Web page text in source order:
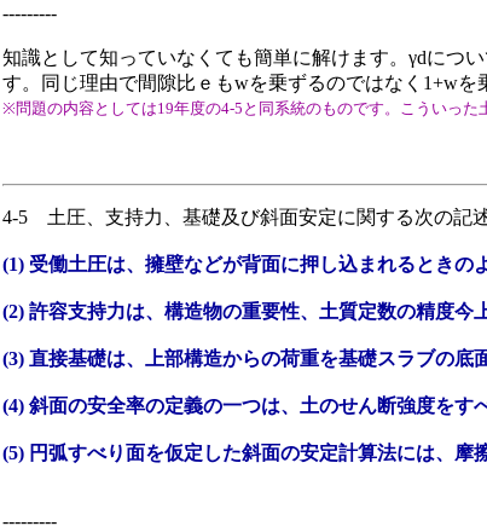
---------
知識として知っていなくても簡単に解けます。γdにつ
す。同じ理由で間隙比ｅもwを乗ずるのではなく1+wを
※問題の内容としては19年度の4-5と同系統のものです。こういった
4-5 土圧、支持力、基礎及び斜面安定に関する次の記
(1) 受働土圧は、擁壁などが背面に押し込まれるとき
(2) 許容支持力は、構造物の重要性、土質定数の精度今
(3) 直接基礎は、上部構造からの荷重を基礎スラブの底
(4) 斜面の安全率の定義の一つは、土のせん断強度をす
(5) 円弧すべり面を仮定した斜面の安定計算法には、摩
---------